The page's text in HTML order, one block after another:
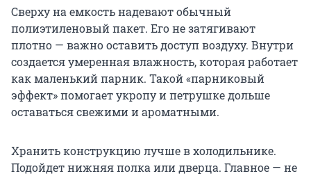
Сверху на емкость надевают обычный
полиэтиленовый пакет. Его не затягивают
плотно — важно оставить доступ воздуху. Внутри
создается умеренная влажность, которая работает
как маленький парник. Такой «парниковый
эффект» помогает укропу и петрушке дольше
оставаться свежими и ароматными.
Хранить конструкцию лучше в холодильнике.
Подойдет нижняя полка или дверца. Главное — не